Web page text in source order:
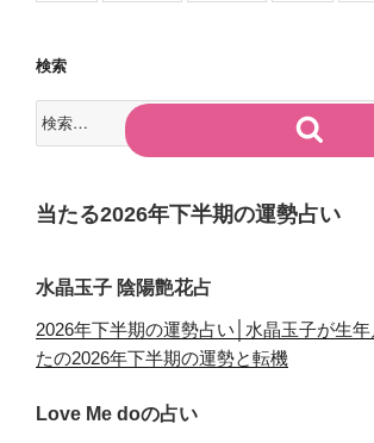
検索
検
索:
索
当たる2026年下半期の運勢占い
水晶玉子 陰陽艶花占
2026年下半期の運勢占い│水晶玉子が生
たの2026年下半期の運勢と転機
Love Me doの占い